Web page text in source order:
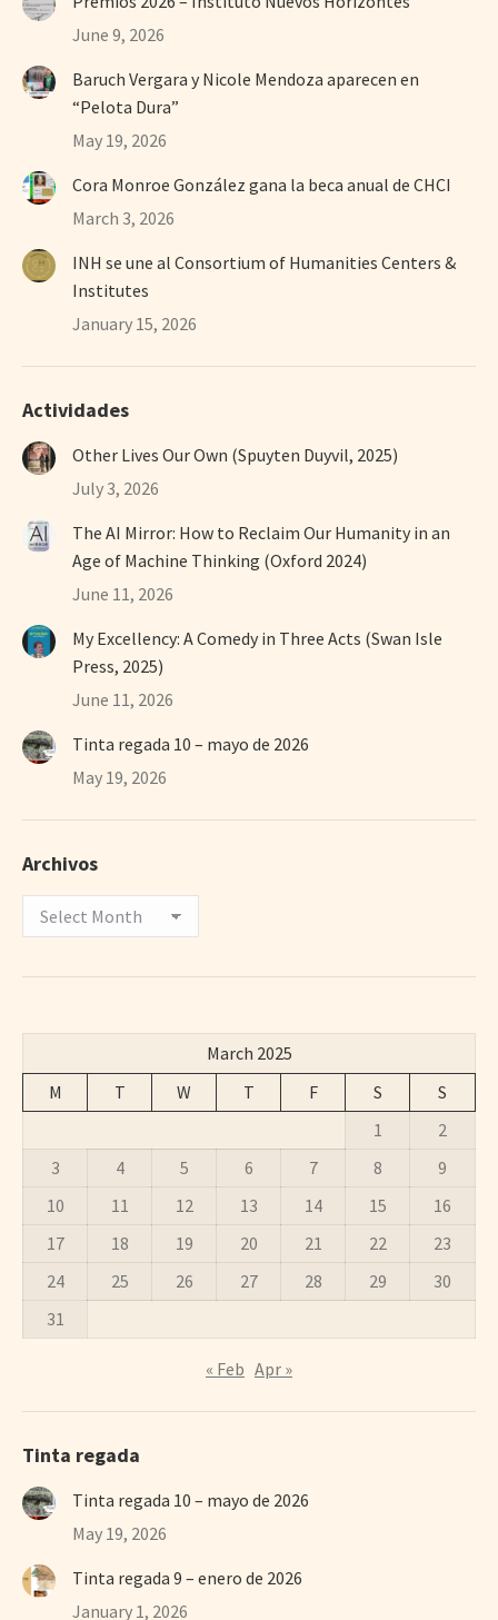
June 9, 2026
Baruch Vergara y Nicole Mendoza aparecen en
“Pelota Dura”
May 19, 2026
Cora Monroe González gana la beca anual de CHCI
March 3, 2026
INH se une al Consortium of Humanities Centers &
Institutes
January 15, 2026
Actividades
Other Lives Our Own (Spuyten Duyvil, 2025)
July 3, 2026
The AI Mirror: How to Reclaim Our Humanity in an
Age of Machine Thinking (Oxford 2024)
June 11, 2026
My Excellency: A Comedy in Three Acts (Swan Isle
Press, 2025)
June 11, 2026
Tinta regada 10 – mayo de 2026
May 19, 2026
Archivos
Archivos
March 2025
M
T W T F S
S
1
2
3
4 5 6 7 8
9
10
11 12 13 14 15
16
17
18 19 20 21 22
23
24
25 26 27 28 29
30
31
« Feb Apr »
Tinta regada
Tinta regada 10 – mayo de 2026
May 19, 2026
Tinta regada 9 – enero de 2026
January 1, 2026